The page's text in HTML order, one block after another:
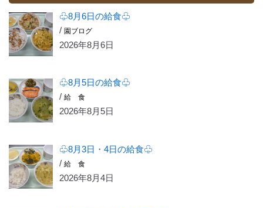
♧8月6日の給食♧
/園ブログ
2026年8月6日
♧8月5日の給食♧
/給 食
2026年8月5日
♧8月3日・4日の給食♧
/給 食
2026年8月4日